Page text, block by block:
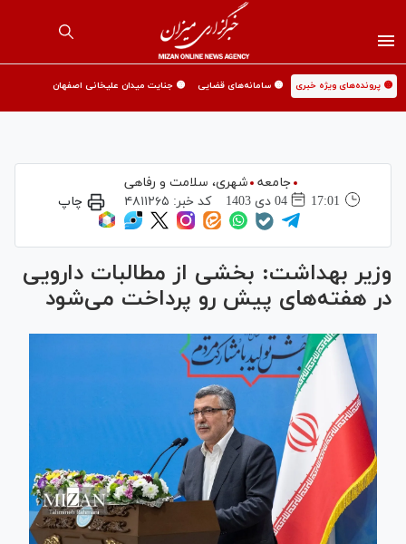
🟡 پرونده‌های ویژه خبری 🟡 سامانه‌های قضایی 🟡 جنایت میدان علیخانی اصفهان
جامعه
شهری،‌ سلامت و رفاهی
17:01
04 دی 1403 کد خبر: ۴۸۱۱۲۶۵ چاپ
وزیر بهداشت: بخشی از مطالبات دارویی
در هفته‌های پیش رو پرداخت می‌شود